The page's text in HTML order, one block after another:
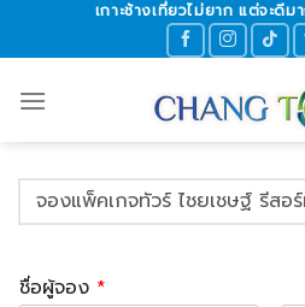
เกาะช้างเที่ยวไม่ยาก แต่จะดีม
จองแพ็คเกจทัวร์ ไชยเชษฐ์ รีสอร์
ชื่อผู้จอง *